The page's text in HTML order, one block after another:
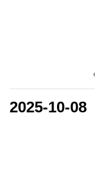
2025-10-08